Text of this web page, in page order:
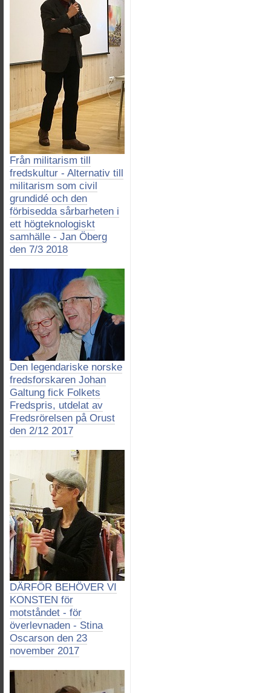
Från militarism till
fredskultur - Alternativ till
militarism som civil
grundidé och den
förbisedda sårbarheten i
ett högteknologiskt
samhälle - Jan Öberg
den 7/3 2018
Den legendariske norske
fredsforskaren Johan
Galtung fick Folkets
Fredspris, utdelat av
Fredsrörelsen på Orust
den 2/12 2017
DÄRFÖR BEHÖVER VI
KONSTEN för
motståndet - för
överlevnaden - Stina
Oscarson den 23
november 2017